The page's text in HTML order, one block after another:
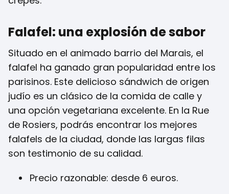
Falafel: una explosión de sabor
Situado en el animado barrio del Marais, el
falafel ha ganado gran popularidad entre los
parisinos. Este delicioso sándwich de origen
judío es un clásico de la comida de calle y
una opción vegetariana excelente. En la Rue
de Rosiers, podrás encontrar los mejores
falafels de la ciudad, donde las largas filas
son testimonio de su calidad.
Precio razonable: desde 6 euros.